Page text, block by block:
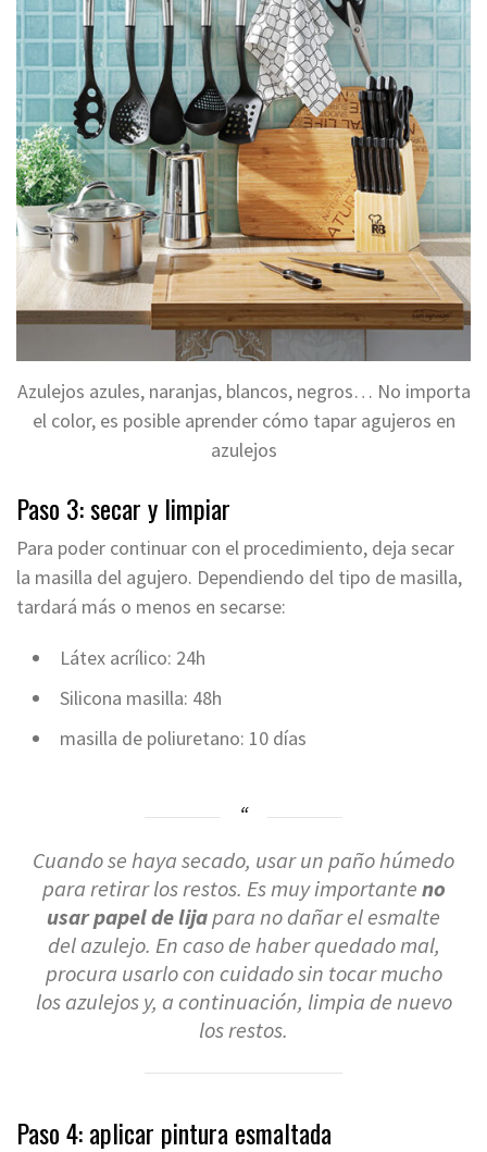
Azulejos azules, naranjas, blancos, negros… No importa
el color, es posible aprender cómo tapar agujeros en
azulejos
Paso 3: secar y limpiar
Para poder continuar con el procedimiento, deja secar
la masilla del agujero. Dependiendo del tipo de masilla,
tardará más o menos en secarse:
Látex acrílico: 24h
Silicona masilla: 48h
masilla de poliuretano: 10 días
Cuando se haya secado, usar un paño húmedo
para retirar los restos. Es muy importanteno
usar papel de lijapara no dañar el esmalte
del azulejo. En caso de haber quedado mal,
procura usarlo con cuidado sin tocar mucho
los azulejos y, a continuación, limpia de nuevo
los restos.
Paso 4: aplicar pintura esmaltada